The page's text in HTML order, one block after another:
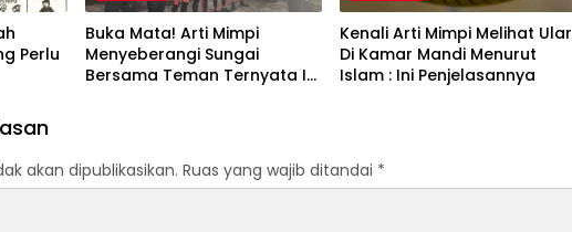
Buka Mata! Arti Mimpi
Menyeberangi Sungai
Bersama Teman Ternyata Ini
Kenali Arti Mimpi Melihat Ular
Di Kamar Mandi Menurut
Islam : Ini Penjelasannya
akan dipublikasikan. Ruas yang wajib ditandai *